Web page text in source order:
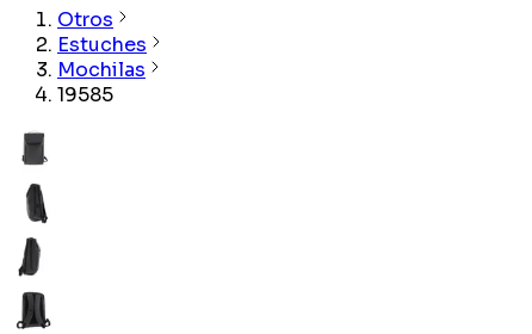
Otros
Estuches
Mochilas
19585